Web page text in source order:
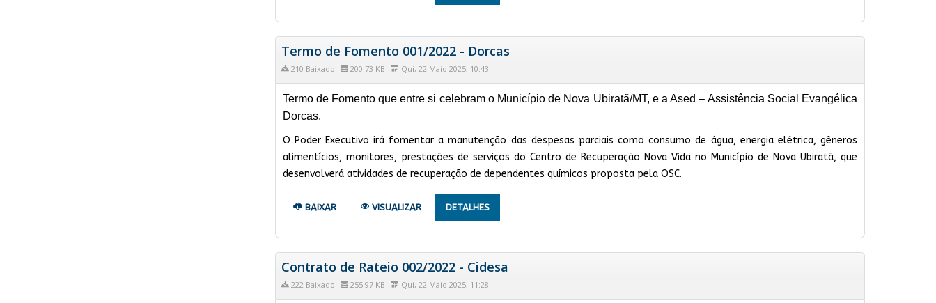
Termo de Fomento 001/2022 - Dorcas
210 Baixado 200.73 KB Qui, 22 Maio 2025, 10:43
Termo de Fomento que entre si celebram o Município de Nova Ubiratã/MT, e a Ased – Assistência Social Evangélica
Dorcas.
O Poder Executivo irá fomentar a manutenção das despesas parciais como consumo de água, energia elétrica, gêneros
alimentícios, monitores, prestações de serviços do Centro de Recuperação Nova Vida no Município de Nova Ubiratã, que
desenvolverá atividades de recuperação de dependentes químicos proposta pela OSC.
BAIXAR VISUALIZAR DETALHES
Contrato de Rateio 002/2022 - Cidesa
222 Baixado 255.97 KB Qui, 22 Maio 2025, 11:28